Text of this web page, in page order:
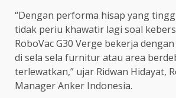
“Dengan performa hisap yang
tidak periu khawatir lagi soal
RoboVac G30 Verge bekerja
di sela sela furnitur atau area
terlewatkan,” ujar Ridwan Hidayat,
Manager Anker Indonesia.